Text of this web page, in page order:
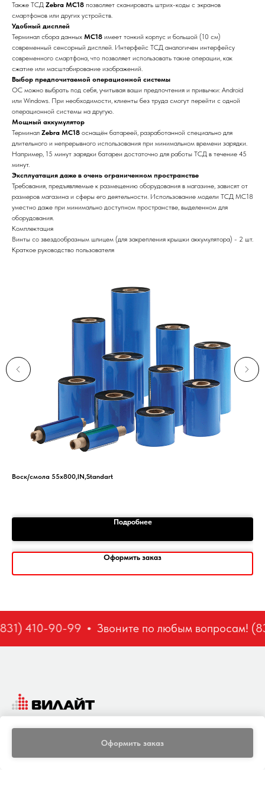
Оформить заказ
Также ТСД Zebra MC18 позволяет сканировать штрих-коды с экранов
смартфонов или других устройств.
Удобный дисплей
Терминал сбора данных MC18 имеет тонкий корпус и большой (10 см)
современный сенсорный дисплей. Интерфейс ТСД аналогичен интерфейсу
современного смартфона, что позволяет использовать такие операции, как
сжатие или масштабирование изображений.
Выбор предпочитаемой операционной системы
ОС можно выбрать под себя, учитывая ваши предпочтения и привычки: Android
или Windows. При необходимости, клиенты без труда смогут перейти с одной
операционной системы на другую.
Мощный аккумулятор
Терминал Zebra MC18 оснащён батареей, разработанной специально для
длительного и непрерывного использования при минимальном времени зарядки.
Например, 15 минут зарядки батареи достаточно для работы ТСД в течение 45
минут.
Эксплуатация даже в очень ограниченном пространстве
Требования, предъявляемые к размещению оборудования в магазине, зависят от
размеров магазина и сферы его деятельности. Использование модели ТСД MC18
уместно даже при минимально доступном пространстве, выделенном для
оборудования.
Комплектация
Винты со звездообразным шлицем (для закрепления крышки аккумулятора) - 2 шт.
Краткое руководство пользователя
Воск/смола 55х800,IN,Standart
Подробнее
Оформить заказ
410-90-99 Звоните по любым вопросам!
Политика конфиденциальности